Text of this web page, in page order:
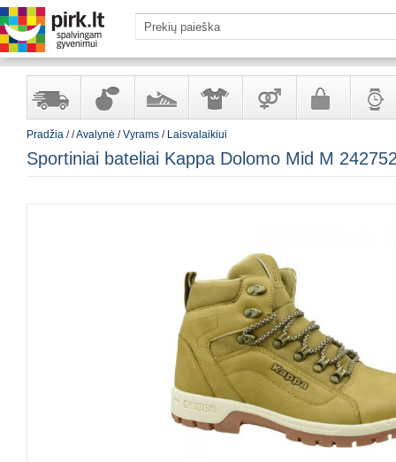
sandėlyje
ir
kosmetika
ir
aksesuarai
suaugusiems
ir
Pradžia //Avalynė /Vyrams / Laisvalaikiui
Sportiniai bateliai Kappa Dolomo Mid M